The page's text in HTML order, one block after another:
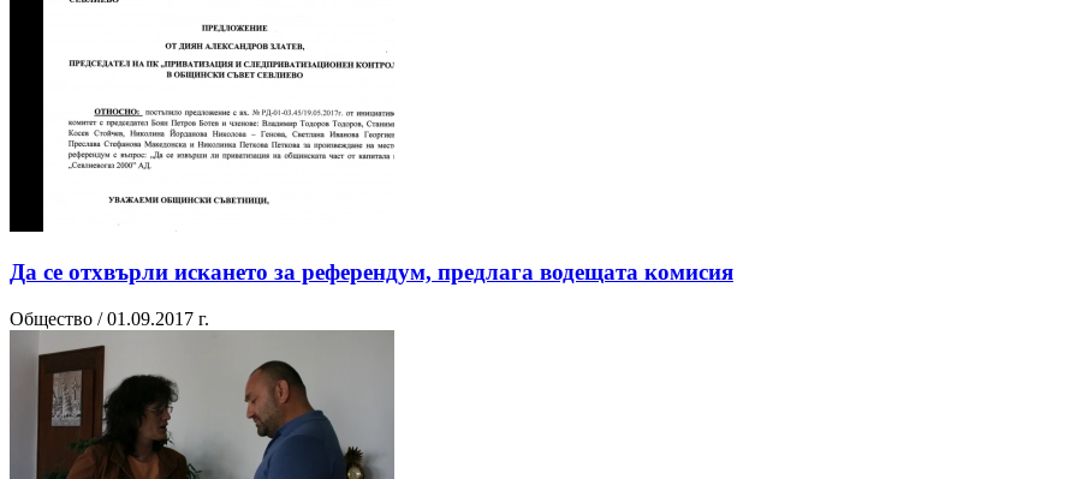
Да се отхвърли искането за референдум, предлага водещата комисия
Общество / 01.09.2017 г.